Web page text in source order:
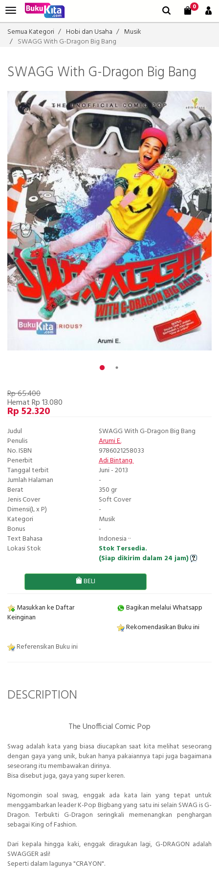
0
Semua Kategori Hobi dan Usaha
Musik
SWAGG With G-Dragon Big Bang
SWAGG With G-Dragon Big Bang
Rp 65.400
Hemat Rp 13.080
Rp 52.320
Judul
SWAGG With G-Dragon Big Bang
Penulis
Arumi E.
No. ISBN
9786021258033
Penerbit
Adi Bintang
Tanggal terbit
Juni - 2013
Jumlah Halaman
-
Berat
350 gr
Jenis Cover
Soft Cover
Dimensi(L x P)
-
Kategori
Musik
Bonus
-
Text Bahasa
Indonesia ··
Lokasi Stok
Stok Tersedia.
(Siap dikirim dalam 24 jam)
BELI
Masukkan ke Daftar
Keinginan
Bagikan melalui Whatsapp
Rekomendasikan Buku ini
Referensikan Buku ini
DESCRIPTION
The Unofficial Comic Pop
Swag adalah kata yang biasa diucapkan saat kita melihat seseorang
dengan gaya yang unik, bukan hanya pakaiannya tapi juga bagaimana
seseorang itu membawakan dirinya.
Bisa disebut juga, gaya yang super keren.
Ngomongin soal swag, enggak ada kata lain yang tepat untuk
menggambarkan leader K-Pop Bigbang yang satu ini selain SWAG is G-
Dragon. Terbukti G-Dragon seringkali memenangkan penghargan
sebagai King of Fashion.
Dari kepala hingga kaki, enggak diragukan lagi, G-DRAGON adalah
SWAGGER asli!
Seperti dalam lagunya "CRAYON".